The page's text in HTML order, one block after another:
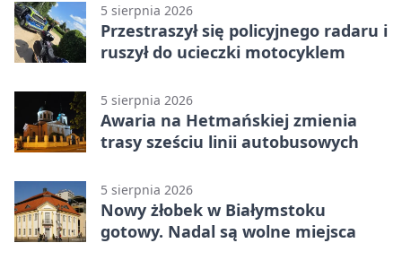
5 sierpnia 2026
Przestraszył się policyjnego radaru i
ruszył do ucieczki motocyklem
5 sierpnia 2026
Awaria na Hetmańskiej zmienia
trasy sześciu linii autobusowych
5 sierpnia 2026
Nowy żłobek w Białymstoku
gotowy. Nadal są wolne miejsca